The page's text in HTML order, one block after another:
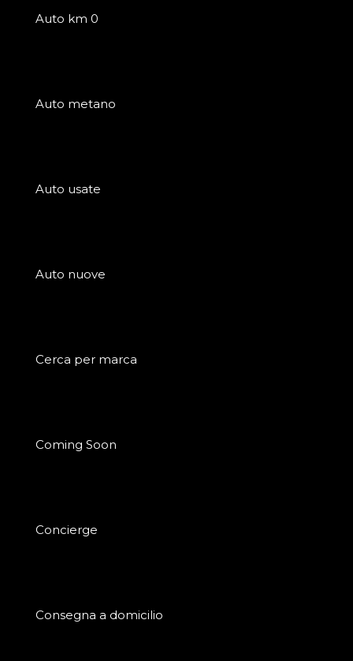
Auto km 0
Auto metano
Auto usate
Auto nuove
Cerca per marca
Coming Soon
Concierge
Consegna a domicilio